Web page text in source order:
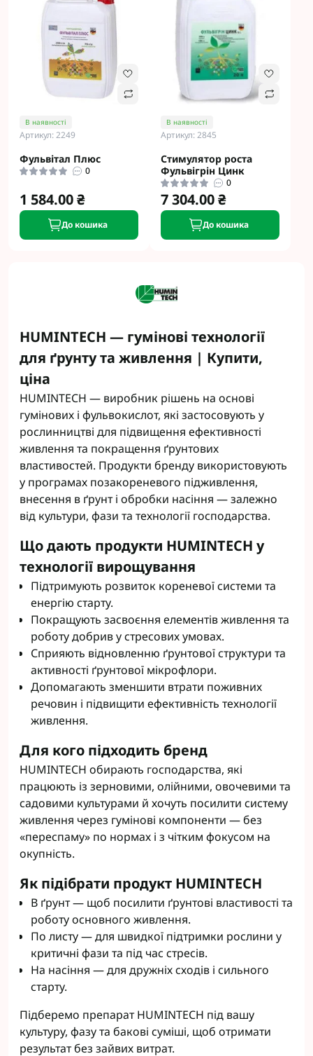
В наявності
Артикул: 2249
Фульвітал Плюс
0
1 584.00 ₴
До кошика
В наявності
Артикул: 2845
Стимулятор роста
Фульвігрін Цинк
0
7 304.00 ₴
До кошика
HUMINTECH — гумінові технології
для ґрунту та живлення | Купити,
ціна
HUMINTECH — виробник рішень на основі
гумінових і фульвокислот, які застосовують у
рослинництві для підвищення ефективності
живлення та покращення ґрунтових
властивостей. Продукти бренду використовують
у програмах позакореневого підживлення,
внесення в ґрунт і обробки насіння — залежно
від культури, фази та технології господарства.
Що дають продукти HUMINTECH у
технології вирощування
Підтримують розвиток кореневої системи та
енергію старту.
Покращують засвоєння елементів живлення та
роботу добрив у стресових умовах.
Сприяють відновленню ґрунтової структури та
активності ґрунтової мікрофлори.
Допомагають зменшити втрати поживних
речовин і підвищити ефективність технології
живлення.
Для кого підходить бренд
HUMINTECH обирають господарства, які
працюють із зерновими, олійними, овочевими та
садовими культурами й хочуть посилити систему
живлення через гумінові компоненти — без
«переспаму» по нормах і з чітким фокусом на
окупність.
Як підібрати продукт HUMINTECH
В ґрунт — щоб посилити ґрунтові властивості та
роботу основного живлення.
По листу — для швидкої підтримки рослини у
критичні фази та під час стресів.
На насіння — для дружніх сходів і сильного
старту.
Підберемо препарат HUMINTECH під вашу
культуру, фазу та бакові суміші, щоб отримати
результат без зайвих витрат.